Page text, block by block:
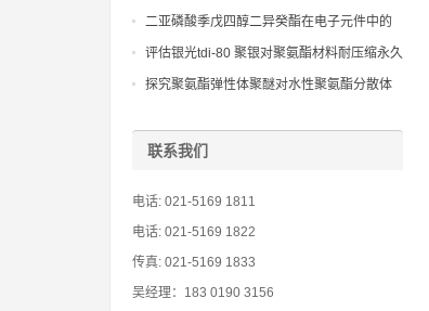
二亚磷酸季戊四醇二异癸酯在电子元件中的
抗氧化保护
评估银光tdi-80 聚银对聚氨酯材料耐压缩永久
变形的改善效果
探究聚氨酯弹性体聚醚对水性聚氨酯分散体
联系我们
电话: 021-5169 1811
电话: 021-5169 1822
传真: 021-5169 1833
吴经理：183 0190 3156